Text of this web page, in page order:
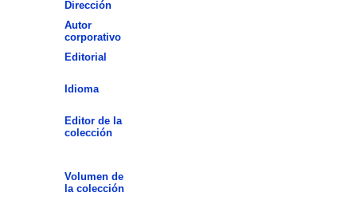
Dirección
Autor
corporativo
Editorial
Idioma
Editor de la
colección
Volumen de
la colección